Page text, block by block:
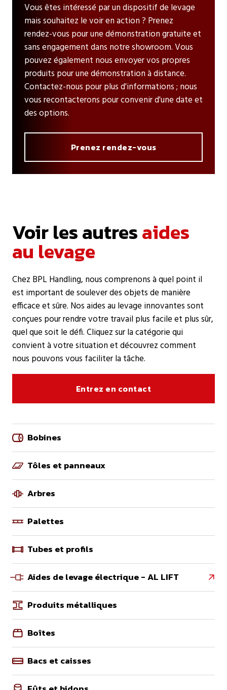
Vous êtes intéressé par un dispositif de levage
mais souhaitez le voir en action ? Prenez
rendez-vous pour une démonstration gratuite et
sans engagement dans notre showroom. Vous
pouvez également nous envoyer vos propres
produits pour une démonstration à distance.
Contactez-nous pour plus d'informations ; nous
vous recontacterons pour convenir d'une date et
des options.
Prenez rendez-vous
Voir les autresaides
au levage
Chez BPL Handling, nous comprenons à quel point il
est important de soulever des objets de manière
efficace et sûre. Nos aides au levage innovantes sont
conçues pour rendre votre travail plus facile et plus sûr,
quel que soit le défi. Cliquez sur la catégorie qui
convient à votre situation et découvrez comment
nous pouvons vous faciliter la tâche.
Entrez en contact
Bobines
Tôles et panneaux
Arbres
Palettes
Tubes et profils
Aides de levage électrique - AL LIFT 
Produits métalliques
Boîtes
Bacs et caisses